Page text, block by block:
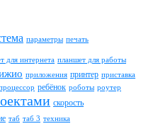
параметры печать
для интернета планшет для работы
приложения принтер приставка
ребёнок роботы роутер
скорость
таб таб 3 техника